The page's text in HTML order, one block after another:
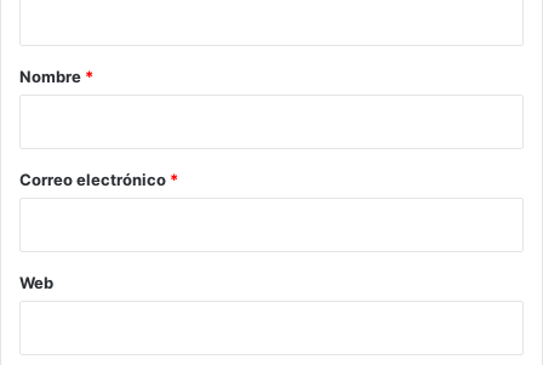
r
*
Nombre *
Correo electrónico *
Web